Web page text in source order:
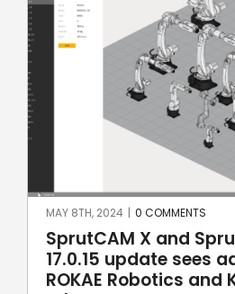
X and SprutCAM X
update sees addition of
and KAWASAKI
0 COMMENTS